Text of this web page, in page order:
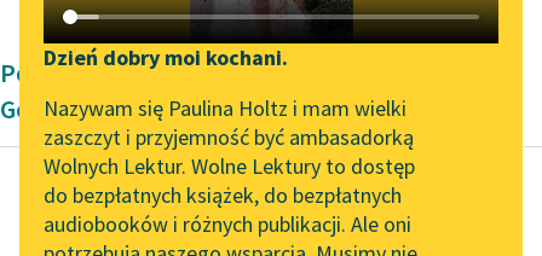
Katalog DAISY
Podkasty o książkach
Zgłoś brak utworu
Aktualności
„Prokurator Alicja Horn”
do słuchania
Byliśmy częścią AI Impact
Narzędzia
Mapa Wolnych Lektur
Leśmianator
Dzień dobry moi kochani.
Nazywam się Paulina Holtz i mam wielki
zaszczyt i przyjemność być ambasadorką
Wolnych Lektur. Wolne Lektury to dostęp
do bezpłatnych książek, do bezpłatnych
audiobooków i różnych publikacji. Ale oni
Powieść epistolarna Johanna Wolfganga von
Goethe'go
Johann Wolfgang von